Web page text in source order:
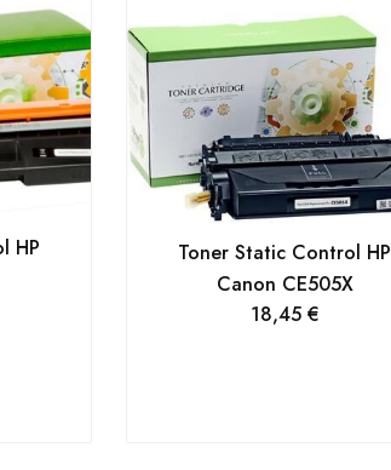
HP
Toner Static Control HP
Canon CE505X
18,45 €